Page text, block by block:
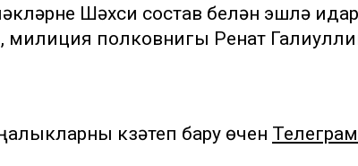
Шәхси состав белән эшләү
милиция полковнигы Ренат
күзәтеп бару өчен